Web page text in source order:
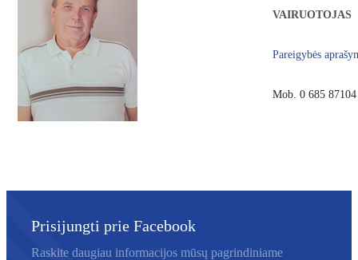
VAIRUOTOJAS
Pareigybės
Mob. 0 685 87104
Prisijungti prie Facebook
Raskite daugiau informacijos mūsų pagrindiniame